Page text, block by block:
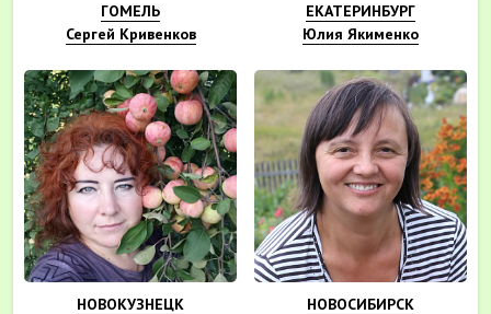
ГОМЕЛЬ
Сергей Кривенков
ЕКАТЕРИНБУРГ
Юлия Якименко
НОВОКУЗНЕЦК
НОВОСИБИРСК